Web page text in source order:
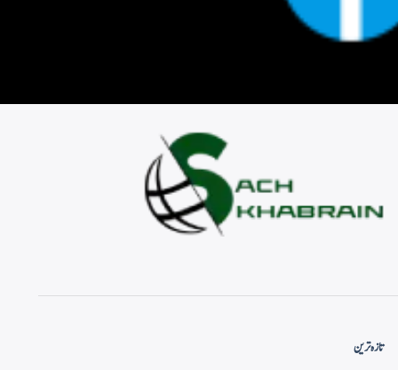
تازہ ترین